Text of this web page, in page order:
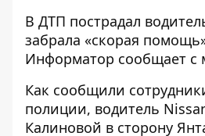
В ДТП пострадал
забрала «скорая
Информатор сообщает с
Как сообщили
полиции, водитель
Калиновой в сторону